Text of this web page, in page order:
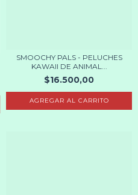
SMOOCHY PALS - PELUCHES
KAWAII DE ANIMAL...
$16.500,00
AGREGAR AL CARRITO